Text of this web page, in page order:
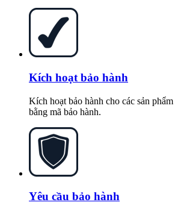
Kích hoạt bảo hành
Kích hoạt bảo hành cho các sản phẩm
bằng mã bảo hành.
Yêu cầu bảo hành